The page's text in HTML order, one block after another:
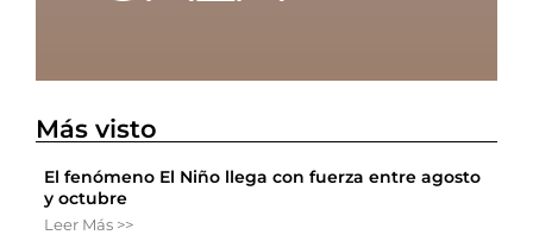
Más visto
El fenómeno El Niño llega con fuerza entre agosto
y octubre
Leer Más >>